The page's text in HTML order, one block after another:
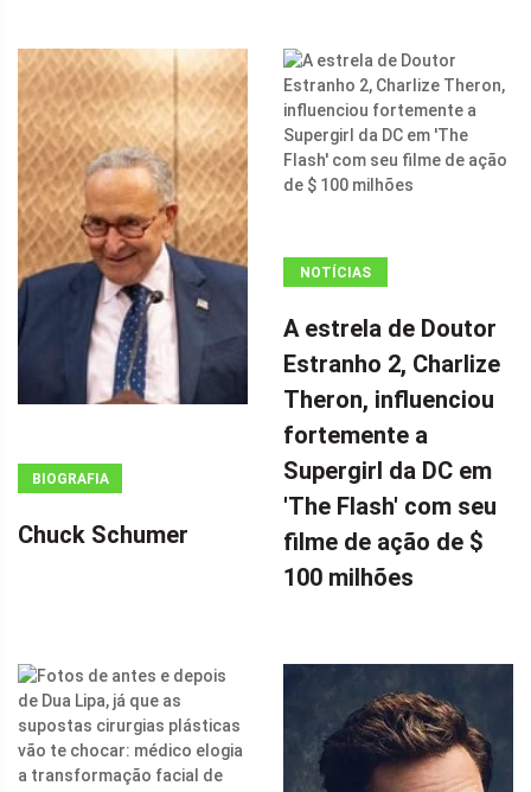
BIOGRAFIA
Chuck Schumer
NOTÍCIAS
(ADSBYGOOGLE
=
WINDOW.ADSBYGOOGLE
|| []).PUSH({});
A ESTRELA DE
DOUTOR
ESTRANHO 2,
CHARLIZE
THERON,
DA DC EM 'THE
FLASH' COM
SEU FILME DE
A estrela de Doutor
Estranho 2, Charlize
Theron, influenciou
fortemente a
Supergirl da DC em
'The Flash' com seu
filme de ação de $
100 milhões